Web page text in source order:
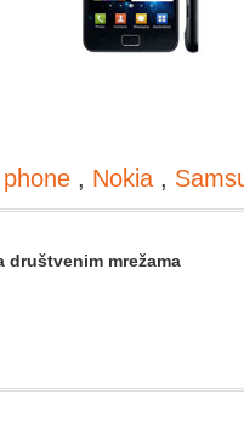
, Nokia ,
društvenim mrežama